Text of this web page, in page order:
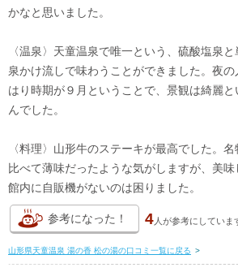
かなと思いました。
〈温泉〉天童温泉で唯一という、硫酸塩泉
泉かけ流しで味わうことができました。夜
はり時期が９月ということで、景観は綺麗
んでした。
〈料理〉山形牛のステーキが最高でした。
比べて薄味だったような気がしますが、美味
館内に自販機がないのは困りました。
参考になった！ 4人が参考にしていま
山形県天童温泉 湯の香 松の湯の口コミ一覧に戻る >